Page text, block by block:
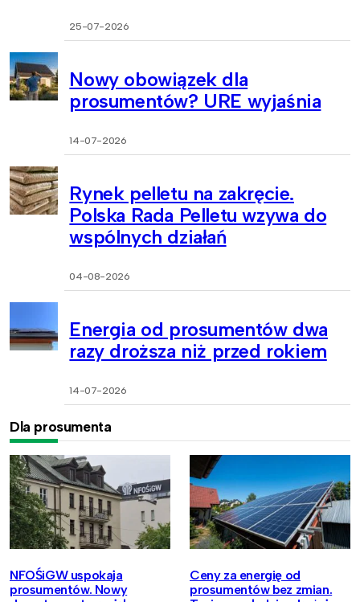
25-07-2026
Nowy obowiązek dla
prosumentów? URE wyjaśnia
14-07-2026
Rynek pelletu na zakręcie.
Polska Rada Pelletu wzywa do
wspólnych działań
04-08-2026
Energia od prosumentów dwa
razy droższa niż przed rokiem
14-07-2026
Dla prosumenta
NFOŚiGW uspokaja
prosumentów. Nowy
Ceny za energię od
prosumentów bez zmian.